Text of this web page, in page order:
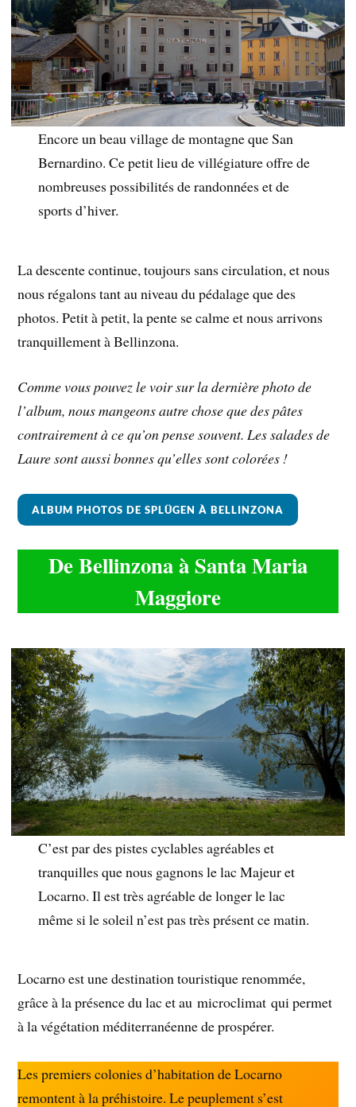
Encore un beau village de montagne que San
Bernardino. Ce petit lieu de villégiature offre de
nombreuses possibilités de randonnées et de
sports d’hiver.
La descente continue, toujours sans circulation, et nous
nous régalons tant au niveau du pédalage que des
photos. Petit à petit, la pente se calme et nous arrivons
tranquillement à Bellinzona.
Comme vous pouvez le voir sur la dernière photo de
l’album, nous mangeons autre chose que des pâtes
contrairement à ce qu’on pense souvent. Les salades de
Laure sont aussi bonnes qu’elles sont colorées !
ALBUM PHOTOS DE SPLÜGEN À BELLINZONA
De Bellinzona à Santa Maria
Maggiore
C’est par des pistes cyclables agréables et
tranquilles que nous gagnons le lac Majeur et
Locarno. Il est très agréable de longer le lac
même si le soleil n’est pas très présent ce matin.
Locarno est une destination touristique renommée,
grâce à la présence du lac et au microclimat qui permet
à la végétation méditerranéenne de prospérer.
Les premiers colonies d’habitation de Locarno
remontent à la préhistoire. Le peuplement s’est